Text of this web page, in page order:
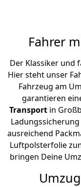
Fahrer
Der Klassiker und
Hier steht unser
Fahrzeug am
garantieren
Transport in
ausreichend
Luftpolsterfolie
bringen Deine